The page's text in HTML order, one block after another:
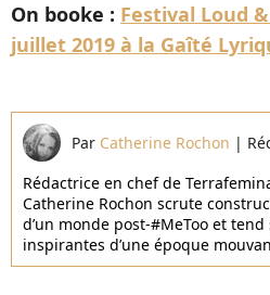
On booke : Festival Loud
juillet 2019 à la Gaîté
Par Catherine Rochon |
Rédactrice en chef de
Catherine Rochon scrute
d’un monde post-#MeToo et
inspirantes d’une époque